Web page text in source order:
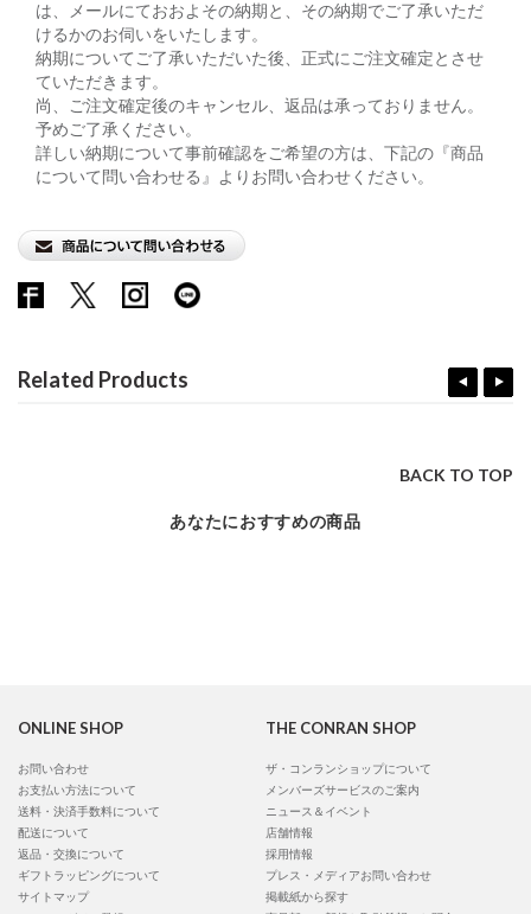
は、メールにておおよその納期と、その納期でご了承いただ
けるかのお伺いをいたします。
納期についてご了承いただいた後、正式にご注文確定とさせ
ていただきます。
尚、ご注文確定後のキャンセル、返品は承っておりません。
予めご了承ください。
詳しい納期について事前確認をご希望の方は、下記の『商品
について問い合わせる』よりお問い合わせください。
Related Products
BACK TO TOP
あなたにおすすめの商品
ONLINE SHOP
お問い合わせ
お支払い方法について
送料・決済手数料について
配送について
返品・交換について
ギフトラッピングについて
サイトマップ
THE CONRAN SHOP
ザ・コンランショップについて
メンバーズサービスのご案内
ニュース＆イベント
店舗情報
採用情報
プレス・メディアお問い合わせ
掲載紙から探す